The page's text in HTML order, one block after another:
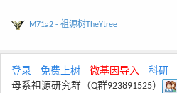
M71a2 - 祖源树TheYtree
登录 免费上树 微基因导入 科研
母系祖源研究群（Q群923891525）